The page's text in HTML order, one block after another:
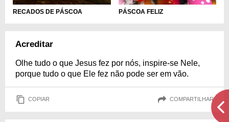
RECADOS DE PÁSCOA PÁSCOA FELIZ
Acreditar
Olhe tudo o que Jesus fez por nós, inspire-se Nele,
porque tudo o que Ele fez não pode ser em vão.
COPIAR COMPARTILHAR